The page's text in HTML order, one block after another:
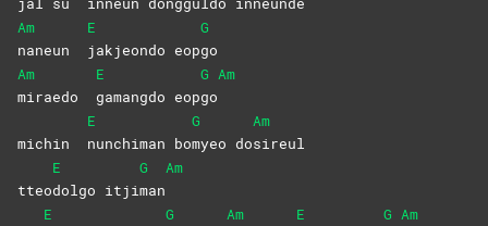
Am
naneun
E
jakjeondo eop
G
go
Am
miraedo
E
gamangdo eop
G
go
Am
michin
E
nunchiman bo
G
myeo do
Am
sireul
tteo
E
dolgo itji
G
man
Am
E
G
Am
E
G Am